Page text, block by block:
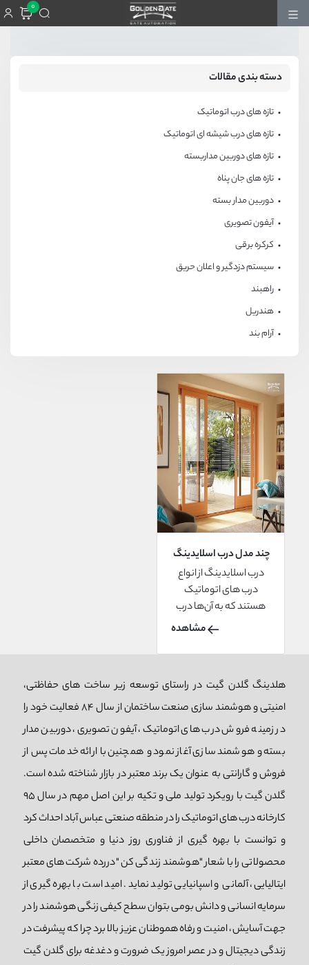
0
دسته بندی مقالات
تازه های درب اتوماتیک
تازه های درب شیشه ای اتوماتیک
تازه های دوربین مداربسته
تازه های جان پناه
دوربین مدار بسته
آیفون تصویری
کرکره برقی
سیستم دزدگیر و اعلان حریق
راهبند
هندریل
آرام بند
چند مدل درب اسلایدینگ
وجود دارد؟
درب اسلایدینگ از انواع
درب های اتوماتیک
هستند که به آن‌ها درب
اتوماتیک کشویی نیز
انواع مختلفی دارند که در
معرفی می‌کنیم.
مشاهده
هلدینگ گلدن گیت در راستای توسعه زیر ساخت های حفاظتی،
امنیتی و هوشمند سازی صنعت ساختمان از سال 84 فعالیت خود را
در زمینه فروش درب های اتوماتیک، آیفون تصویری، دوربین مدار
بسته و هوشمند سازی آغاز نمود و همچنین با ارائه خدمات پس از
فروش و گارانتی به عنوان یک برند معتبر در بازار شناخته شده است.
گلدن گیت با رویکرد تولید ملی و تکیه بر این اصل مهم در سال 95
کارخانه درب های اتوماتیک را در منطقه صنعتی عباس آباد احداث کرد
و توانست با بهره گیری از فناوری روز دنیا و متخصصان داخلی
محصولاتی را با شعار "هوشمند زندگی کن "دررده شرکت های معتبر
ایتالیایی، آلمانی و اسپانیایی تولید نماید. امید است با بهره گیری از
سرمایه انسانی و دانش بومی بتوان سطح کیفی زنگی هوشمند را در
جهت آسایش، امنیت و رفاه هموطنان عزیز بالا برد چرا که پیشرفت در
زندگی دیجیتال و در عصر امروز یک ضرورت و دغدغه برای گلدن گیت